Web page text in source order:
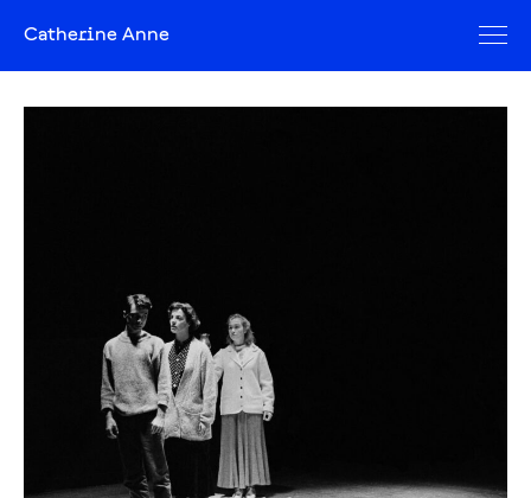
Catherine Anne